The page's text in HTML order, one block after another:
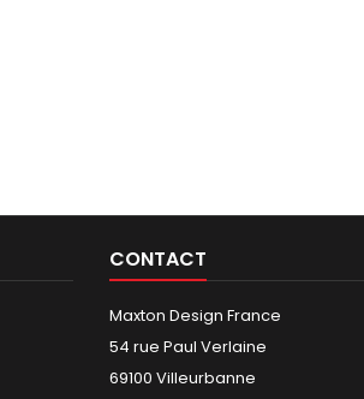
CONTACT
Maxton Design France
54 rue Paul Verlaine
69100 Villeurbanne